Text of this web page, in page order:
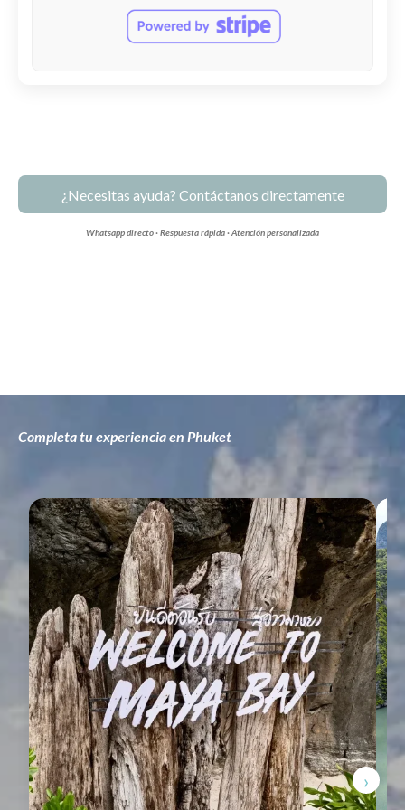
¿Necesitas ayuda? Contáctanos directamente
Whatsapp directo · Respuesta rápida · Atención personalizada
Completa tu experiencia en Phuket
›